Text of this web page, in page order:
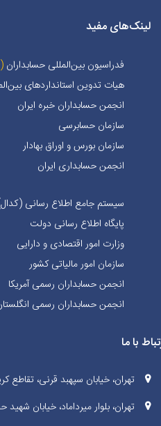
لینک‌های مفید
فدراسیون بین‌المللی حسابداران (IFAC)
هیات تدوین استانداردهای
انجمن حسابداران خبره ايران
سازمان حسابرسی
سازمان بورس و اوراق بهادار
انجمن حسابداری ایران
سیستم جامع اطلاع رسانی
پایگاه اطلاع رسانی دولت
وزارت امور اقتصادی و دارایی
سازمان امور مالیاتی کشور
انجمن حسابداران رسمی آمریکا
انجمن حسابداران رسمی
با ما
تهران، خیابان سپهبد قرنی، تقاطع
تهران، بلوار میرداماد، خیابان